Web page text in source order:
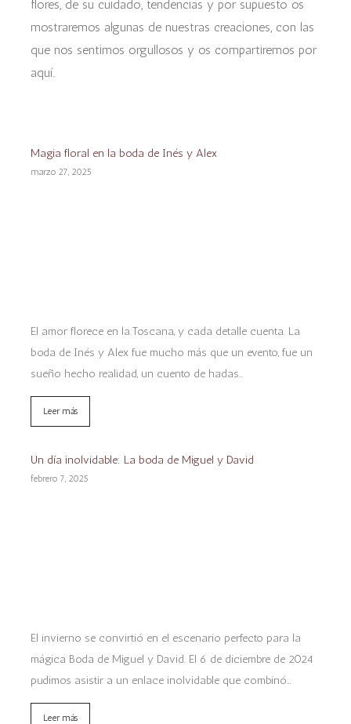
flores, de su cuidado, tendencias y por supuesto os
mostraremos algunas de nuestras creaciones, con las
que nos sentimos orgullosos y os compartiremos por
aquí.
Magia floral en la boda de Inés y Alex
marzo 27, 2025
El amor florece en la.Toscana, y cada detalle cuenta. La
boda de Inés y Alex fue mucho más que un evento, fue un
sueño hecho realidad, un cuento de hadas…
Leer más
Un día inolvidable: La boda de Miguel y David
febrero 7, 2025
El invierno se convirtió en el escenario perfecto para la
mágica Boda de Miguel y David. El 6 de diciembre de 2024
pudimos asistir a un enlace inolvidable que combinó…
Leer más